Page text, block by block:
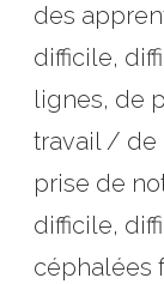
des
difficile,
lignes, de
travail / de
prise de
difficile,
céphalées